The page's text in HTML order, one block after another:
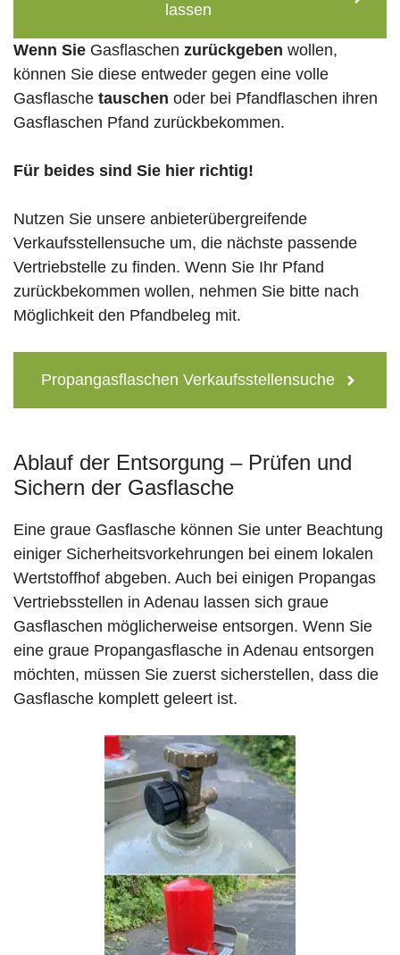
lassen
Wenn Sie Gasflaschen zurückgeben wollen,
können Sie diese entweder gegen eine volle
Gasflasche tauschen oder bei Pfandflaschen ihren
Gasflaschen Pfand zurückbekommen.
Für beides sind Sie hier richtig!
Nutzen Sie unsere anbieterübergreifende
Verkaufsstellensuche um, die nächste passende
Vertriebstelle zu finden. Wenn Sie Ihr Pfand
zurückbekommen wollen, nehmen Sie bitte nach
Möglichkeit den Pfandbeleg mit.
Propangasflaschen Verkaufsstellensuche
Ablauf der Entsorgung – Prüfen und
Sichern der Gasflasche
Eine graue Gasflasche können Sie unter Beachtung
einiger Sicherheitsvorkehrungen bei einem lokalen
Wertstoffhof abgeben. Auch bei einigen Propangas
Vertriebsstellen in Adenau lassen sich graue
Gasflaschen möglicherweise entsorgen. Wenn Sie
eine graue Propangasflasche in Adenau entsorgen
möchten, müssen Sie zuerst sicherstellen, dass die
Gasflasche komplett geleert ist.